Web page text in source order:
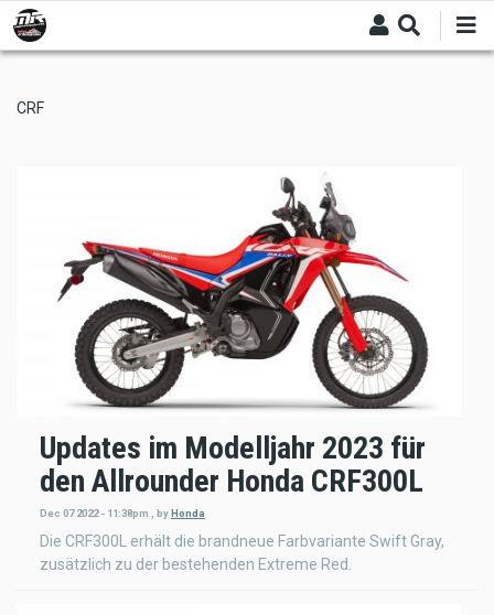
Skip
to
main
CRF
Updates im Modelljahr 2023 für
den Allrounder Honda CRF300L
Dec 07 2022 - 11:38pm , by Honda
Die CRF300L erhält die brandneue Farbvariante Swift Gray,
zusätzlich zu der bestehenden Extreme Red.